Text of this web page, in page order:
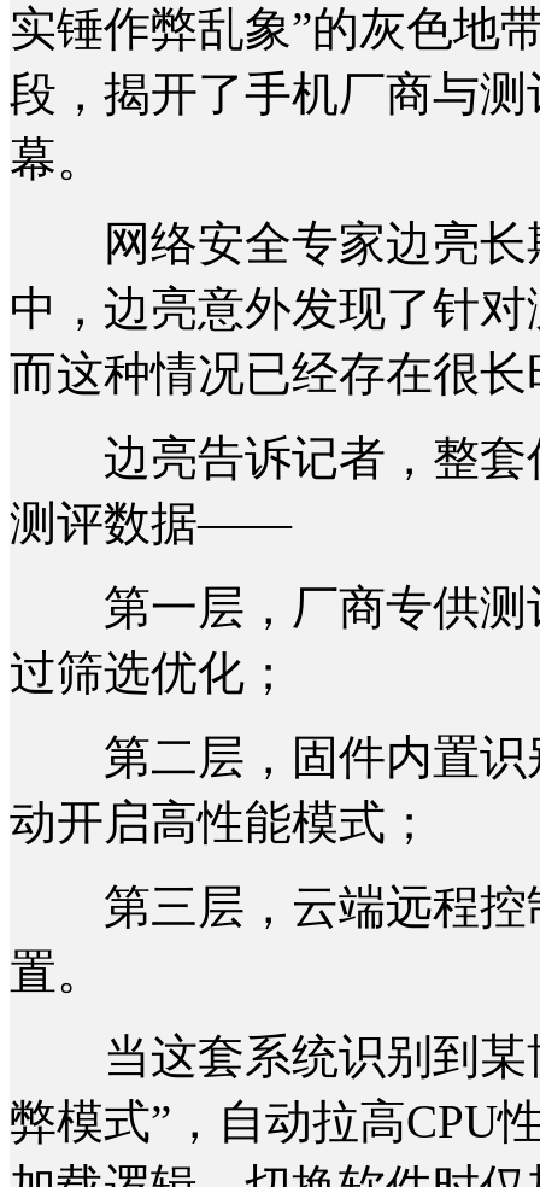
实锤作弊乱象”的灰色地
段，揭开了手机厂商与
幕。
网络安全专家边亮长
中，边亮意外发现了针
而这种情况已经存在很
边亮告诉记者，整套
测评数据——
第一层，厂商专供测
过筛选优化；
第二层，固件内置识
动开启高性能模式；
第三层，云端远程控
置。
当这套系统识别到某
弊模式”，自动拉高CPU